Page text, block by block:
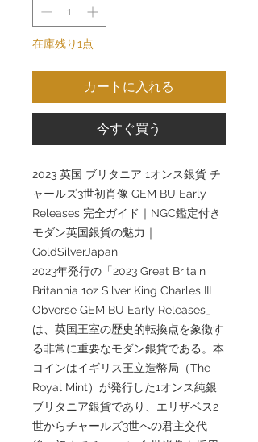
在庫残り1点
カートに入れる
今すぐ買う
2023 英国 ブリタニア 1オンス銀貨 チ
ャールズ3世初肖像 GEM BU Early
Releases 完全ガイド｜NGC鑑定付き
モダン英国銀貨の魅力｜
GoldSilverJapan
2023年発行の「2023 Great Britain
Britannia 1oz Silver King Charles III
Obverse GEM BU Early Releases」
は、英国王室の歴史的転換点を象徴す
る非常に重要なモダン銀貨である。本
コインはイギリス王立造幣局（The
Royal Mint）が発行した1オンス純銀
ブリタニア銀貨であり、エリザベス2
世からチャールズ3世への君主交代